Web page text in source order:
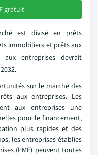
gratuit
est divisé en prêts
immobiliers et prêts aux
entreprises devrait
sur le marché des
aux entreprises. Les
aux entreprises une
pour le financement,
plus rapides et des
les entreprises établies
(PME) peuvent toutes